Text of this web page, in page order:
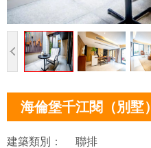
海倫堡千江閱（別墅）
建築類別： 聯排